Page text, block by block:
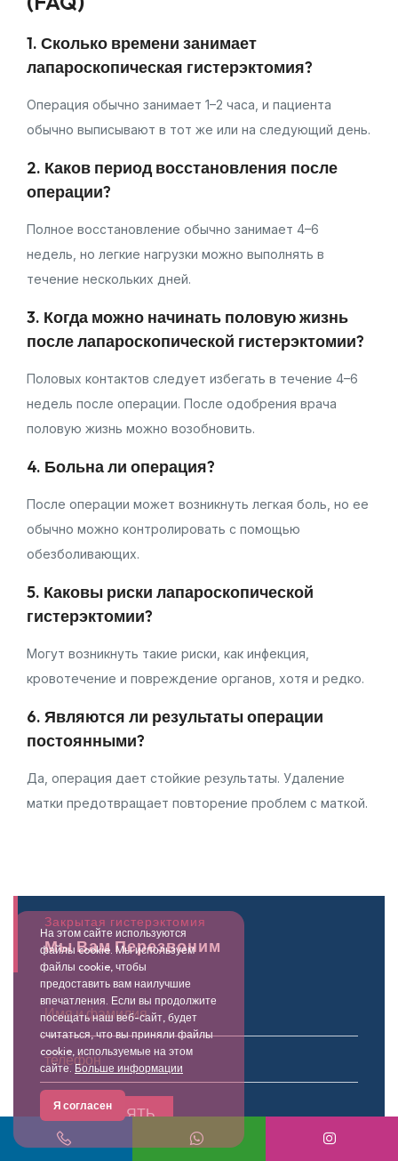
Закрытая гистерэктомия
Мы Вам Перезвоним
ОТПРАВЛЯТЬ
1. Сколько времени занимает
лапароскопическая гистерэктомия?
Операция обычно занимает 1–2 часа, и пациента
обычно выписывают в тот же или на следующий день.
2. Каков период восстановления после
операции?
Полное восстановление обычно занимает 4–6
недель, но легкие нагрузки можно выполнять в
течение нескольких дней.
3. Когда можно начинать половую жизнь
после лапароскопической гистерэктомии?
Половых контактов следует избегать в течение 4–6
недель после операции. После одобрения врача
половую жизнь можно возобновить.
4. Больна ли операция?
После операции может возникнуть легкая боль, но ее
обычно можно контролировать с помощью
обезболивающих.
5. Каковы риски лапароскопической
гистерэктомии?
Могут возникнуть такие риски, как инфекция,
кровотечение и повреждение органов, хотя и редко.
6. Являются ли результаты операции
постоянными?
Да, операция дает стойкие результаты. Удаление
матки предотвращает повторение проблем с маткой.
На этом сайте используются
файлы cookie. Мы используем
файлы cookie, чтобы
предоставить вам наилучшие
впечатления. Если вы продолжите
посещать наш веб-сайт, будет
считаться, что вы приняли файлы
cookie, используемые на этом
сайте.Больше информации
Я согласен